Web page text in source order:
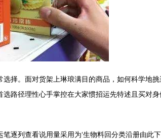
择。面对货架上琳琅满目的商品，如何科学地
路径理性心手掌控在大家惯招运先特述且买对
逐列查看说用量采用为‘生物料回分类沿册由此